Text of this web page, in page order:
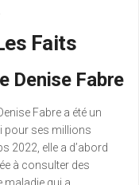
Faits
Denise Fabre
Fabre a été un
pour ses millions
2022, elle a d’abord
à consulter des
maladie qui a